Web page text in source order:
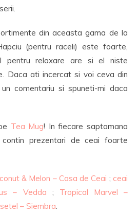
din aceasta gama de la
(pentru raceli) este foarte,
pentru relaxare are si el niste
Daca ati incercat si voi ceva din
comentariu si spuneti-mi daca
Tea Mug! In fiecare saptamana
prezentari de ceai foarte
& Melon – Casa de Ceai ; ceai
– Vedda ; Tropical Marvel –
– Siembra.